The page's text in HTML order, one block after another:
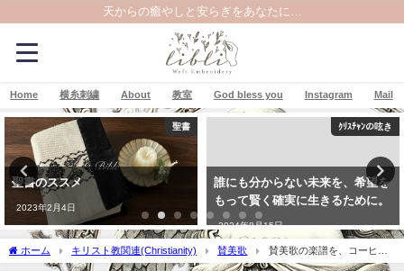
天からの癒やしと安らぎをあなたに…
Home 横糸刺繍 About 教室 God bless you Instagram Mail
聖書
聖書のススメ
2023年2月4日
ｸﾘｽﾁｬﾝの呟き
誰にも分からない未来を、希望を
もって賢く確実に生きるために。
2024年8月15日
ホーム キリスト教関連(Christianity) 賛美歌
賛美歌の楽譜を、コーヒー
染めしました☕🎵